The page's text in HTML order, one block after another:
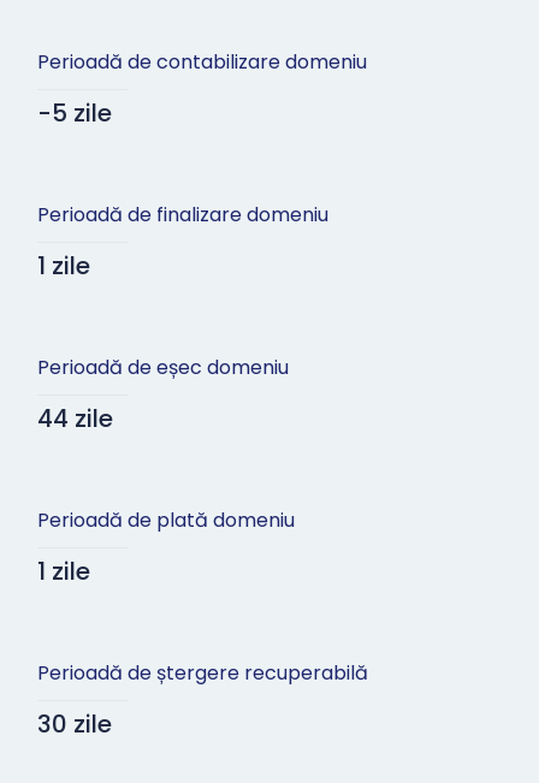
Perioadă de contabilizare domeniu
-5 zile
Perioadă de finalizare domeniu
1 zile
Perioadă de eșec domeniu
44 zile
Perioadă de plată domeniu
1 zile
Perioadă de ștergere recuperabilă
30 zile